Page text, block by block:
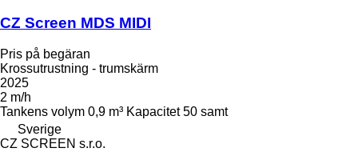
CZ Screen MDS MIDI
Pris på begäran
Krossutrustning - trumskärm
2025
2 m/h
Tankens volym 0,9 m³ Kapacitet 50 samt
Sverige
CZ SCREEN s.r.o.